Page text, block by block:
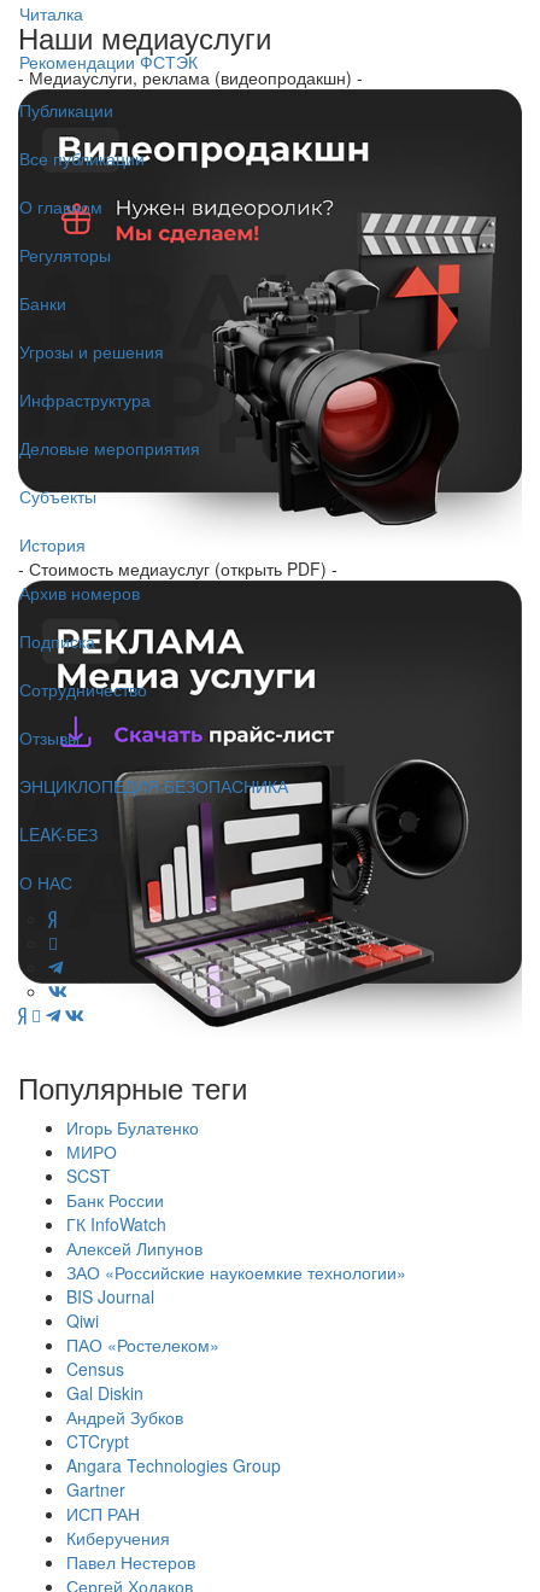
Читалка
Рекомендации ФСТЭК
Публикации
Все публикации
О главном
Регуляторы
Банки
Угрозы и решения
Инфраструктура
Деловые мероприятия
Субъекты
История
Архив номеров
Подписка
Сотрудничество
Отзывы
ЭНЦИКЛОПЕДИЯ БЕЗОПАСНИКА
LEAK-БЕЗ
О НАС
Наши медиауслуги
- Медиауслуги, реклама (видеопродакшн) -
- Стоимость медиауслуг (открыть PDF) -
Популярные теги
Игорь Булатенко
МИРО
SCST
Банк России
ГК InfoWatch
Алексей Липунов
ЗАО «Российские наукоемкие технологии»
BIS Journal
Qiwi
ПАО «Ростелеком»
Census
Gal Diskin
Андрей Зубков
CTCrypt
Angara Technologies Group
Gartner
ИСП РАН
Киберучения
Павел Нестеров
Сергей Ходаков